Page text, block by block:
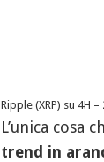
Ripple (XRP) su 4H –
L’unica cosa
trend in